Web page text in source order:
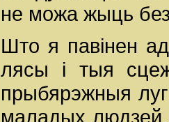
не можа жыць
Што я павінен
лясы і тыя
прыбярэжныя
маладых людзей,